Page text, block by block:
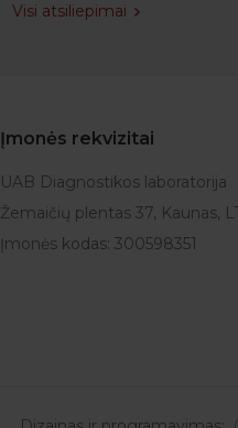
Visi atsiliepimai
Įmonės rekvizitai
UAB Diagnostikos laboratorija
Žemaičių plentas 37, Kaunas,
Įmonės kodas: 300598351